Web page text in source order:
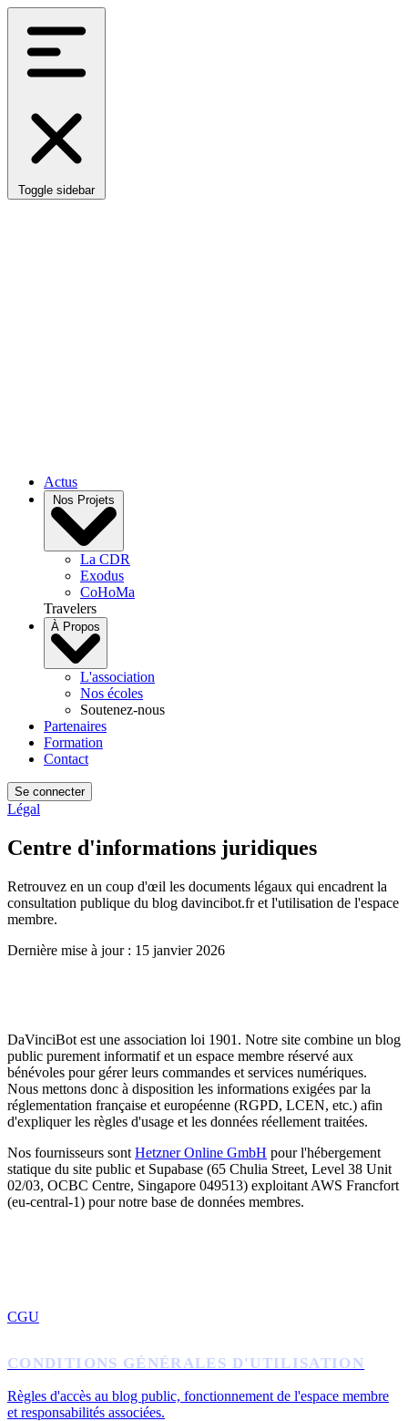
Toggle sidebar
Actus
La CDR
Exodus
CoHoMa
Travelers
À Propos
L'association
Nos écoles
Soutenez-nous
Partenaires
Formation
Contact
Se connecter
Légal
Centre d'informations juridiques
Retrouvez en un coup d'œil les documents légaux qui encadrent la
consultation publique du blog davincibot.fr et l'utilisation de l'espace
membre.
Dernière mise à jour : 15 janvier 2026
DaVinciBot est une association loi 1901. Notre site combine un blog
public purement informatif et un espace membre réservé aux
bénévoles pour gérer leurs commandes et services numériques.
Nous mettons donc à disposition les informations exigées par la
réglementation française et européenne (RGPD, LCEN, etc.) afin
d'expliquer les règles d'usage et les données réellement traitées.
Nos fournisseurs sont Hetzner Online GmbH pour l'hébergement
statique du site public et Supabase (65 Chulia Street, Level 38 Unit
02/03, OCBC Centre, Singapore 049513) exploitant AWS Francfort
(eu-central-1) pour notre base de données membres.
CGU
CONDITIONS GÉNÉRALES D'UTILISATION
Règles d'accès au blog public, fonctionnement de l'espace membre
et responsabilités associées.